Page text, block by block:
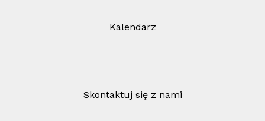
Kalendarz
Skontaktuj się z nami